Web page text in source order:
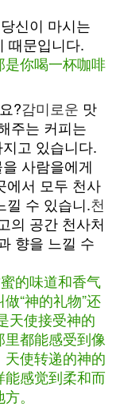
신이 마시는
때문입니다.
你喝一杯咖啡
?감미로운 맛
주는 커피는
고 있습니다.
사람을에게
에서 모두 천사
낄 수 있습니.천
의 공간 천사처
향을 느낄 수
的味道和香气
“神的礼物”还
天使接受神的
都能感受到像
使转递的神的
感觉到柔和而
。